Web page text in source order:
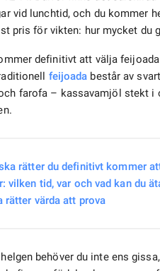
vid lunchtid, och du kommer
pris för vikten: hur mycket du
definitivt att välja
feijoada består av
farofa – kassavamjöl stekt
rätter du definitivt kommer
vilken tid, var och vad kan du
rätter värda att prova
behöver du inte ens